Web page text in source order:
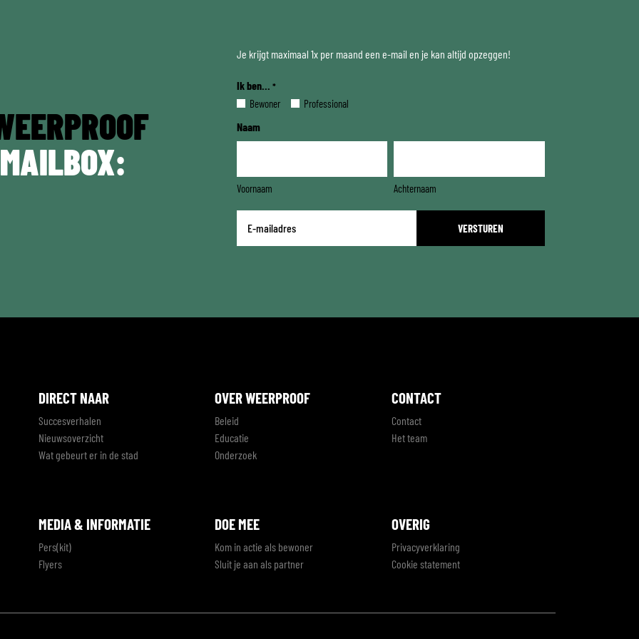
Je krijgt maximaal 1x per maand een e-mail en je kan altijd opzeggen!
Ik ben... *
Bewoner Professional
Naam
Voornaam Achternaam
mailadres
DIRECT NAAR
Succesverhalen
Nieuwsoverzicht
Wat gebeurt er in de stad
OVER WEERPROOF
Beleid
Educatie
Onderzoek
CONTACT
Contact
Het team
MEDIA & INFORMATIE
Pers(kit)
Flyers
DOE MEE
Kom in actie als bewoner
Sluit je aan als partner
OVERIG
Privacyverklaring
Cookie statement